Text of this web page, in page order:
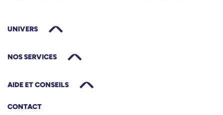
UNIVERS
NOS SERVICES
AIDE ET CONSEILS
CONTACT